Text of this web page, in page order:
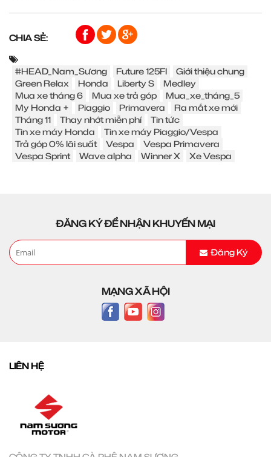
CHIA SẺ:
#HEAD_Nam_Sương Future 125FI
Giới thiệu chung
Green Relax
Honda Liberty S
Medley
Mua xe tháng 6
Mua xe trả góp
Mua_xe_tháng_5
My Honda +
Piaggio Primavera
Ra mắt xe mới
Tháng 11
Thay nhớt miễn phí
Tin tức
Tin xe máy Honda
Tin xe máy Piaggio/Vespa
Trả góp 0% lãi suất
Vespa
Vespa Primavera
Vespa Sprint
Wave alpha Winner X Xe Vespa
ĐĂNG KÝ ĐỂ NHẬN KHUYẾN MẠI
Đăng Ký
MẠNG XÃ HỘI
LIÊN HỆ